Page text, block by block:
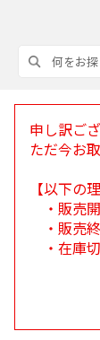
申し訳ご
ただ今お
【以下の
・販売
・販売
・在庫